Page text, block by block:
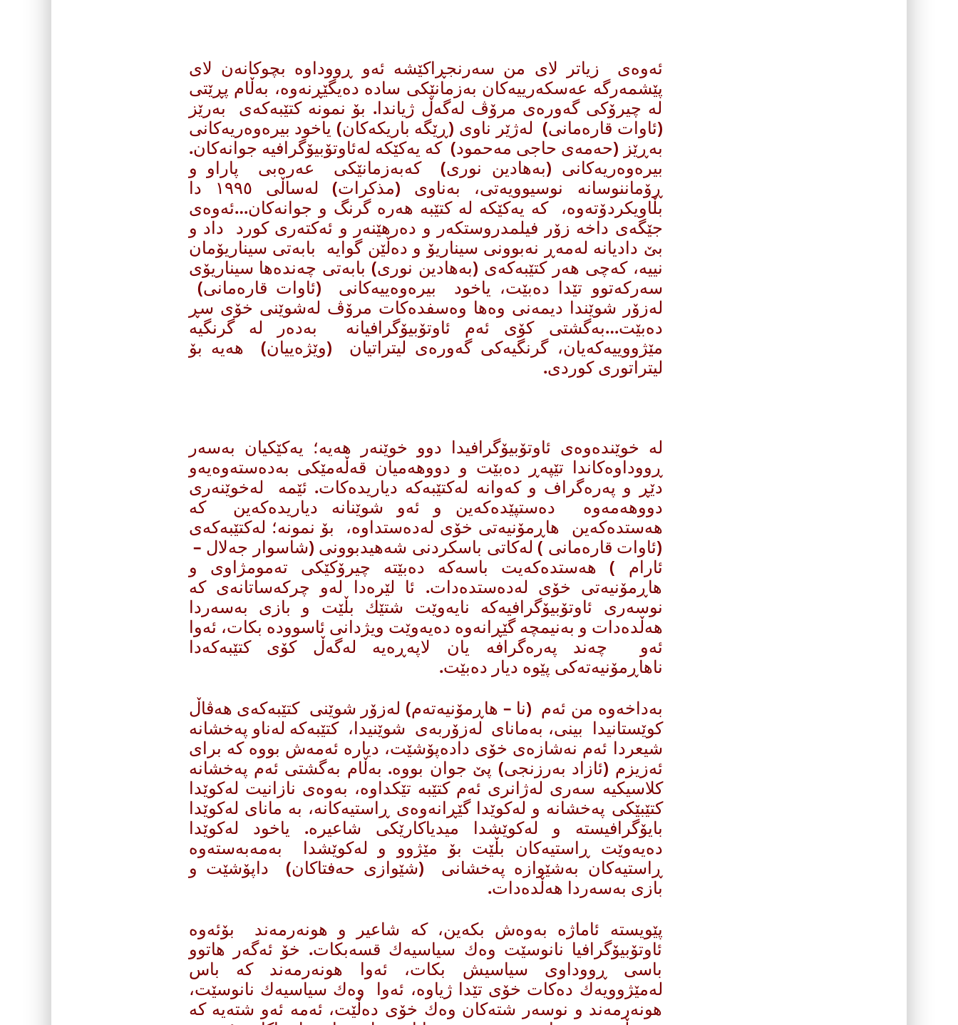
ئه‌وه‌ی زیاتر لای من سه‌رنجڕاكێشه‌ ئه‌و ڕووداوه‌ بچوكانه‌ن لای
پێشمه‌رگه‌ عه‌سكه‌رییه‌كان به‌زمانێكی ساده‌ ده‌یگێڕنه‌وه‌، به‌ڵام پڕێتی
له‌ چیرۆكی گه‌وره‌ی مرۆڤ له‌گه‌ڵ ژیاندا. بۆ نمونه‌ كتێبه‌كه‌ی به‌رێز
(ئاوات قاره‌مانی) له‌ژێر ناوی (ڕێگه‌ باریكه‌كان) یاخود بیره‌‌وه‌ر‌یه‌كانی
به‌ڕێز (حه‌مه‌ی حاجی مه‌حمود) كه ‌یه‌كێكه‌ له‌ئاوتۆبیۆگرافیه‌ جوانه‌كان.
بیره‌وه‌ریه‌كانی (به‌هادین نوری) كه‌به‌زمانێكی عه‌ره‌بی پاراو و
ڕۆماننوسانه‌ نوسیوویه‌تی، به‌ناوی (مذكرات) له‌ساڵی ١٩٩٥ دا
بڵاویكردۆته‌وه، كه‌ یه‌كێكه‌ له كتێبه‌ هه‌ره‌ گرنگ و جوانه‌كان‌…ئه‌وه‌ی
جێگه‌ی داخه‌ ‌زۆر فیلمدروستكه‌ر و ده‌رهێنه‌ر و ئه‌كته‌ری كورد داد و
بێ دادیانه‌ له‌مه‌ڕ نه‌بوونی سیناریۆ و ده‌ڵێن گوایه‌ بابه‌تی سیناریۆمان
نییه‌، كه‌چی هه‌ر كتێبه‌كه‌ی (به‌هادین نوری) بابه‌تی چه‌نده‌ها سیناریۆی
سه‌ركه‌توو تێدا ده‌بێت، یاخود بیره‌وه‌ییه‌كانی (ئاوات قاره‌مانی)
‌له‌زۆر شوێندا دیمه‌نی وه‌ها وه‌سفده‌كات مرۆڤ له‌شوێنی خۆی سڕ
ده‌بێت…به‌گشتی كۆی ئه‌م ئاوتۆبیۆگرافیانه به‌ده‌ر له‌ گرنگیه‌
مێژووییه‌كه‌یان، گرنگیه‌كی گه‌وره‌ی لیتراتیان (وێژه‌ییان)‌ هه‌یه‌ بۆ
لیتراتوری كوردی.
له‌ خوێنده‌وه‌ی ئاوتۆبیۆگرافیدا دوو خوێنه‌ر هه‌یه‌؛ یه‌كێكیان به‌سه‌ر
ڕووداوه‌كاندا تێپه‌ڕ ده‌بێت و دووهه‌میان قه‌ڵه‌مێكی به‌ده‌سته‌وه‌یه‌و
دێڕ و په‌ره‌گراف و كه‌وانه‌ له‌كتێبه‌كه‌ دیاریده‌كات. ئێمه‌ له‌خوێنه‌ری
دووهه‌مه‌وه‌ ده‌ستپێده‌كه‌ین و ئه‌و شوێنانه‌ دیا‌ریده‌كه‌ین كه‌
هه‌ستده‌كه‌ین هاڕمۆنیه‌تی خۆی له‌ده‌ستداوه‌، بۆ نمونه؛‌ له‌كتێبه‌كه‌ی
(ئاوات قاره‌مانی ) له‌كاتی باسكردنی شه‌هیدبوونی (شاسوار جه‌لال –
ئارام ) هه‌ستده‌كه‌یت باسه‌كه‌ ده‌بێته‌ چیرۆكێكی ته‌مومژاوی و
هاڕمۆنیه‌تی خۆی له‌ده‌ستده‌دات. ئا لێره‌دا له‌و چركه‌ساتانه‌ی كه
‌نوسه‌ری ئاوتۆبیۆگرافیه‌كه‌ نایه‌وێت شتێك بڵێت و بازی به‌سه‌ردا
هه‌ڵده‌دات و به‌نیمچه‌ گێڕانه‌وه‌‌ ده‌یه‌وێت ویژدانی ئاسووده‌ بكات، ئه‌وا
ئه‌و چه‌ند په‌ره‌گرافه‌ یان لاپه‌ڕه‌یه‌ له‌گه‌ڵ كۆی كتێبه‌كه‌دا
ناهاڕمۆنیه‌ته‌كی پێوه‌ دیار ده‌بێت.
به‌داخه‌وه‌ من ئه‌م (نا – هاڕمۆنیه‌ته‌م) له‌زۆر شوێنی كتێبه‌كه‌ی هه‌ڤاڵ
كوێستانیدا بینی، به‌مانای له‌زۆربه‌ی شوێنیدا، كتێبه‌كه‌ له‌ناو په‌خشانه‌
شیعردا ئه‌م نه‌شازه‌ی خۆی داده‌پۆشێت‌، دیاره‌ ئه‌مه‌ش بووه‌‌ كه‌ برای
ئه‌زیزم (ئازاد به‌رزنجی) پێ جوان بووه‌. به‌ڵام به‌گشتی ئه‌م په‌خشانه‌
كلاسیكیه سه‌ری له‌ژانری ئه‌م كتێبه‌ تێكداوه‌، به‌وه‌ی نازانیت له‌كوێدا
كتێبێكی په‌خشانه‌ و له‌كوێدا گێڕانه‌وه‌ی ڕاستیه‌كانه‌، به‌ مانای له‌كوێدا
بایۆگرافیسته‌ و له‌كوێشدا میدیاكارێكی شاعیره‌. یاخود له‌كوێدا
ده‌یه‌وێت ڕاستیه‌كان بڵێت بۆ مێژوو و له‌كوێشدا به‌مه‌به‌سته‌وه‌
ڕاستیه‌كان به‌شێوازه‌ په‌خشانی (شێوازی حه‌فتاكان) داپۆشێت و
بازی به‌سه‌ردا هه‌ڵده‌دات.
پێویسته‌ ئاماژه‌ به‌وه‌ش بكه‌ین، كه‌ شاعیر و هونه‌رمه‌ند بۆئه‌وه‌
ئاوتۆبیۆگرافیا نانوسێت وه‌ك سیاسیه‌ك قسه‌بكات. خۆ ئه‌گه‌ر هاتوو
باسی ڕووداوی سیاسیش بكات، ئه‌وا هونه‌رمه‌ند كه‌ باس
له‌مێژوویه‌ك ده‌كات خۆی تێدا ژیاوه‌، ئه‌وا وه‌ك سیاسیه‌ك نانوسێت،
هونه‌رمه‌ند و نوسه‌ر شته‌كان وه‌ك خۆی ده‌ڵێت، ئه‌مه‌ ئه‌و شته‌یه‌ كه